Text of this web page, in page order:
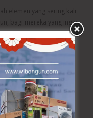
elemen yang sering kali
bagi mereka yang ingin
hunian mereka,
yang tepat. Tidak
yang dirancang
estetika rumah […]